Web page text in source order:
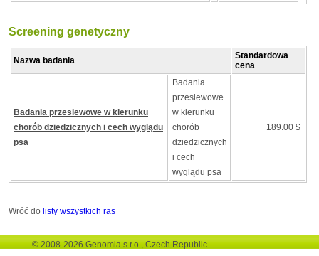
Screening genetyczny
Nazwa badania
Standardowa
cena
Badania przesiewowe w kierunku
chorób dziedzicznych i cech wyglądu
psa
Badania
przesiewowe
w kierunku
chorób
dziedzicznych
i cech
wyglądu psa
189.00 $
Wróć do listy wszystkich ras
© 2008-2026 Genomia s.r.o., Czech Republic